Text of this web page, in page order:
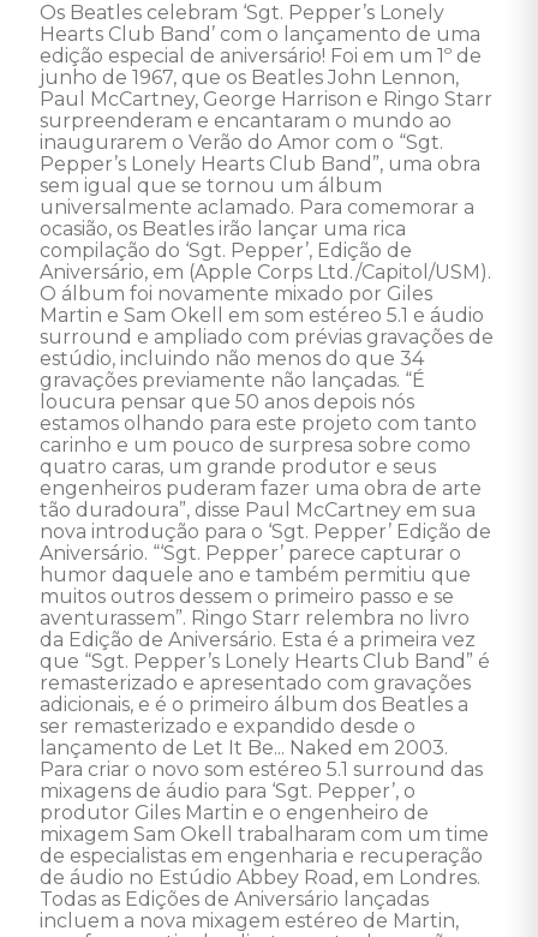
Os Beatles celebram ‘Sgt. Pepper’s Lonely
Hearts Club Band’ com o lançamento de uma
edição especial de aniversário! Foi em um 1º de
junho de 1967, que os Beatles John Lennon,
Paul McCartney, George Harrison e Ringo Starr
surpreenderam e encantaram o mundo ao
inaugurarem o Verão do Amor com o “Sgt.
Pepper’s Lonely Hearts Club Band”, uma obra
sem igual que se tornou um álbum
universalmente aclamado. Para comemorar a
ocasião, os Beatles irão lançar uma rica
compilação do ‘Sgt. Pepper’, Edição de
Aniversário, em (Apple Corps Ltd./Capitol/USM).
O álbum foi novamente mixado por Giles
Martin e Sam Okell em som estéreo 5.1 e áudio
surround e ampliado com prévias gravações de
estúdio, incluindo não menos do que 34
gravações previamente não lançadas. “É
loucura pensar que 50 anos depois nós
estamos olhando para este projeto com tanto
carinho e um pouco de surpresa sobre como
quatro caras, um grande produtor e seus
engenheiros puderam fazer uma obra de arte
tão duradoura”, disse Paul McCartney em sua
nova introdução para o ‘Sgt. Pepper’ Edição de
Aniversário. “‘Sgt. Pepper’ parece capturar o
humor daquele ano e também permitiu que
muitos outros dessem o primeiro passo e se
aventurassem”. Ringo Starr relembra no livro
da Edição de Aniversário. Esta é a primeira vez
que “Sgt. Pepper’s Lonely Hearts Club Band” é
remasterizado e apresentado com gravações
adicionais, e é o primeiro álbum dos Beatles a
ser remasterizado e expandido desde o
lançamento de Let It Be... Naked em 2003.
Para criar o novo som estéreo 5.1 surround das
mixagens de áudio para ‘Sgt. Pepper’, o
produtor Giles Martin e o engenheiro de
mixagem Sam Okell trabalharam com um time
de especialistas em engenharia e recuperação
de áudio no Estúdio Abbey Road, em Londres.
Todas as Edições de Aniversário lançadas
incluem a nova mixagem estéreo de Martin,